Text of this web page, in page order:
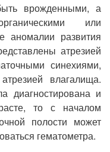
врожденными, а
или
аномалии развития
атрезией
синехиями,
влагалища.
диагностирована и
то с началом
полости может
гематометра.